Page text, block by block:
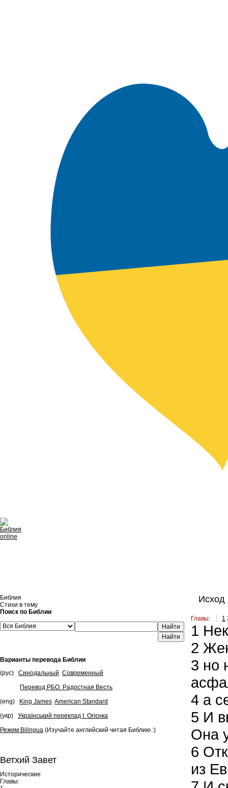
Библия
Стихи в тему
Поиск по Библии
Найти
Варианты перевода Библии
(рус)
Синодальный Современный
Перевод РБО. Радостная Весть
(eng)
King James American Standard
(укр)
Український переклад І. Огієнка
Режим Bilingua (Изучайте английский читая Библию :)
Ветхий Завет
Исторические
Главы:
Исход
Главы: 1
1
2
3 но
4 а
5 И
Она
6
из